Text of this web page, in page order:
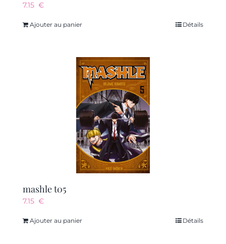
7.15 €
Ajouter au panier Détails
mashle t05
7.15 €
Ajouter au panier Détails